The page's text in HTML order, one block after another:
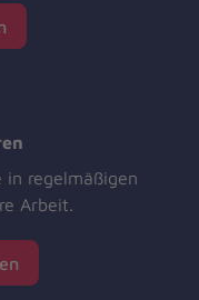
regelmäßigen
Arbeit.